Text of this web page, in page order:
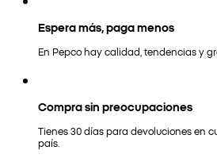
Espera más, paga menos
En Pepco hay calidad, tendencias y
Compra sin preocupaciones
Tienes 30 días para devoluciones en
país.